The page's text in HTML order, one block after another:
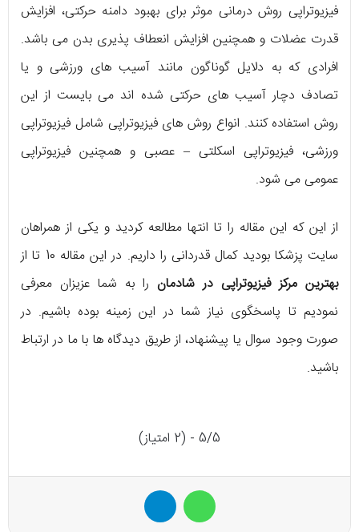
فیزیوتراپی روش درمانی موثر برای بهبود دامنه حرکتی، افزایش
قدرت عضلات و همچنین افزایش انعطاف پذیری بدن می ‌باشد.
افرادی که به دلایل گوناگون مانند آسیب‌ ‌های ورزشی و یا
تصادف دچار آسیب‌ های حرکتی شده ‌اند می ‌بایست از این
روش استفاده کنند. انواع روش‌ های فیزیوتراپی شامل فیزیوتراپی
ورزشی، فیزیوتراپی اسکلتی – عصبی و همچنین فیزیوتراپی
عمومی می ‌شود.
از این که این مقاله را تا انتها مطالعه کردید و یکی از همراهان
سایت پزشکا بودید کمال قدردانی را داریم. در این مقاله 10 تا از
بهترین مرکز فیزیوتراپی در شادمان را به شما عزیزان معرفی
نمودیم تا پاسخگوی نیاز شما در این زمینه بوده باشیم. در
صورت وجود سوال یا پیشنهاد، از طریق دیدگاه ها با ما در ارتباط
باشید.
5/5 - (2 امتیاز)
واتس آپ